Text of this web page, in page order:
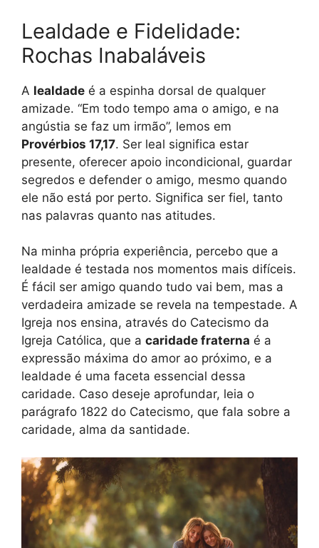
Lealdade e Fidelidade:
Rochas Inabaláveis
A lealdade é a espinha dorsal de qualquer
amizade. “Em todo tempo ama o amigo, e na
angústia se faz um irmão”, lemos em
Provérbios 17,17. Ser leal significa estar
presente, oferecer apoio incondicional, guardar
segredos e defender o amigo, mesmo quando
ele não está por perto. Significa ser fiel, tanto
nas palavras quanto nas atitudes.
Na minha própria experiência, percebo que a
lealdade é testada nos momentos mais difíceis.
É fácil ser amigo quando tudo vai bem, mas a
verdadeira amizade se revela na tempestade. A
Igreja nos ensina, através do Catecismo da
Igreja Católica, que a caridade fraterna é a
expressão máxima do amor ao próximo, e a
lealdade é uma faceta essencial dessa
caridade. Caso deseje aprofundar, leia o
parágrafo 1822 do Catecismo, que fala sobre a
caridade, alma da santidade.